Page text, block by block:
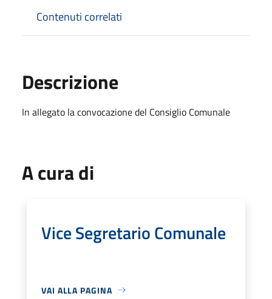
Contenuti correlati
Descrizione
In allegato la convocazione del Consiglio Comunale
A cura di
Vice Segretario Comunale
VAI ALLA PAGINA